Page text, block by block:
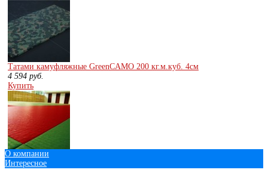
Татами камуфляжные GreenCAMO 200 кг.м.куб. 4см
4 594 руб.
Купить
Татами рисовая соломка JUDO с антислипом 200 кг.м.куб. 4см
5 577 руб.
О компании
Интересное